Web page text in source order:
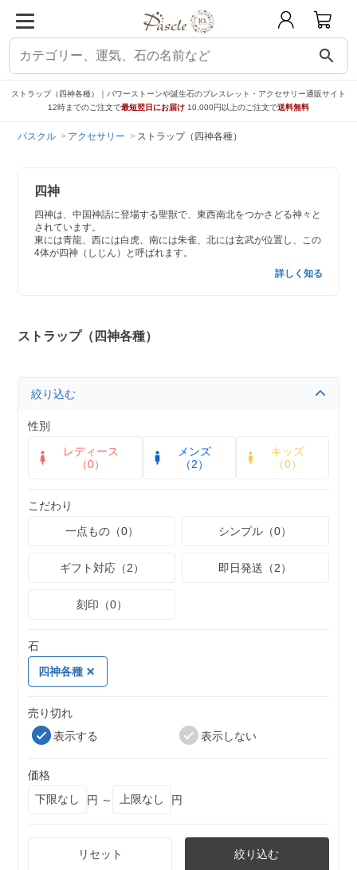
search
ストラップ（四神各種）｜パワーストーンや誕生石のブレスレット・アクセサリー通販サイト
12時までのご注文で最短翌日にお届け 10,000円以上のご注文で送料無料
パスクル アクセサリー ストラップ（四神各種）
四神
四神は、中国神話に登場する聖獣で、東西南北をつかさどる神々と
されています。
東には青龍、西には白虎、南には朱雀、北には玄武が位置し、この
4体が四神（しじん）と呼ばれます。
詳しく知る
ストラップ（四神各種）
絞り込む
性別
レディース
（0）
メンズ
（2）
キッズ
（0）
こだわり
一点もの（0）
シンプル（0）
ギフト対応（2） 即日発送（2）
刻印（0）
石
四神各種
売り切れ
表示する
表示しない
価格
円 ～
円
リセット 絞り込む